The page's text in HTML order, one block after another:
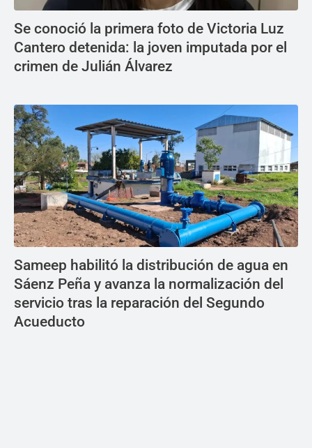
Se conoció la primera foto de Victoria Luz
Cantero detenida: la joven imputada por el
crimen de Julián Álvarez
Sameep habilitó la distribución de agua en
Sáenz Peña y avanza la normalización del
servicio tras la reparación del Segundo
Acueducto